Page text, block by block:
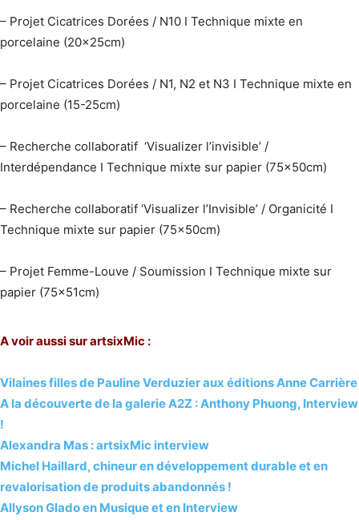
– Projet Cicatrices Dorées / N10 I Technique mixte en
porcelaine (20x25cm)
– Projet Cicatrices Dorées / N1, N2 et N3 I Technique mixte en
porcelaine (15-25cm)
– Recherche collaboratif ‘Visualizer l’invisible’ /
Interdépendance I Technique mixte sur papier (75x50cm)
– Recherche collaboratif ‘Visualizer l’Invisible’ / Organicité I
Technique mixte sur papier (75x50cm)
– Projet Femme-Louve / Soumission I Technique mixte sur
papier (75x51cm)
A voir aussi sur artsixMic :
Vilaines filles de Pauline Verduzier aux éditions Anne Carrière
A la découverte de la galerie A2Z : Anthony Phuong, Interview
!
Alexandra Mas : artsixMic interview
Michel Haillard, chineur en développement durable et en
revalorisation de produits abandonnés !
Allyson Glado en Musique et en Interview